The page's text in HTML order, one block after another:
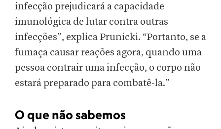
infecção prejudicará a capacidade
imunológica de lutar contra outras
infecções”, explica Prunicki. “Portanto, se a
fumaça causar reações agora, quando uma
pessoa contrair uma infecção, o corpo não
estará preparado para combatê-la.”
O que não sabemos